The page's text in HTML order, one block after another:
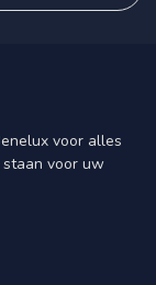
voor alles
voor uw